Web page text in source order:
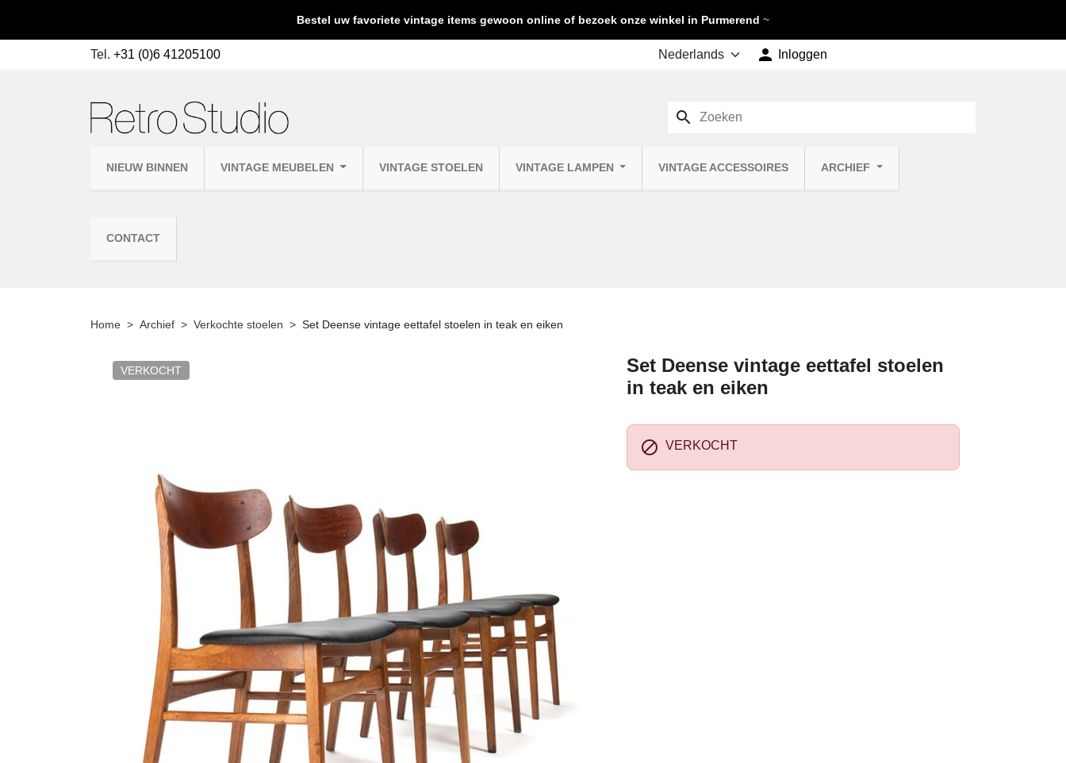
Bestel uw favoriete vintage items gewoon online of bezoek onze winkel in Purmerend ~
Tel. +31 (0)6 41205100  Inloggen
NIEUW BINNEN VINTAGE MEUBELEN VINTAGE STOELEN VINTAGE LAMPEN VINTAGE ACCESSOIRES ARCHIEF
CONTACT
search
Home Archief Verkochte stoelen Set Deense vintage eettafel stoelen in teak en eiken
VERKOCHT
Set Deense vintage eettafel stoelen
in teak en eiken
 VERKOCHT